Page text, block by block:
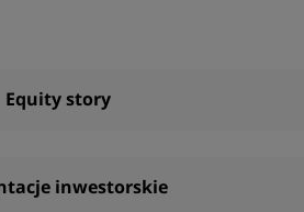
Equity story
inwestorskie